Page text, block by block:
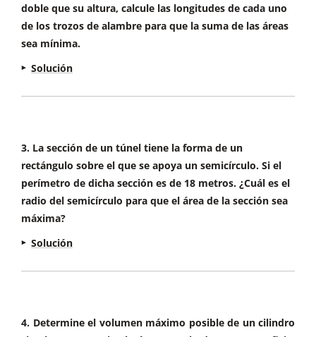
La función a maximizar es el área visible de la
La relación entre las variables se saca del valor
del perímetro:
doble que su altura, calcule las longitudes de cada uno
de los trozos de alambre para que la suma de las áreas
sea mínima.
Solución
3. La sección de un túnel tiene la forma de un
rectángulo sobre el que se apoya un semicírculo. Si el
perímetro de dicha sección es de 18 metros. ¿Cuál es el
radio del semicírculo para que el área de la sección sea
máxima?
Solución
4. Determine el volumen máximo posible de un cilindro